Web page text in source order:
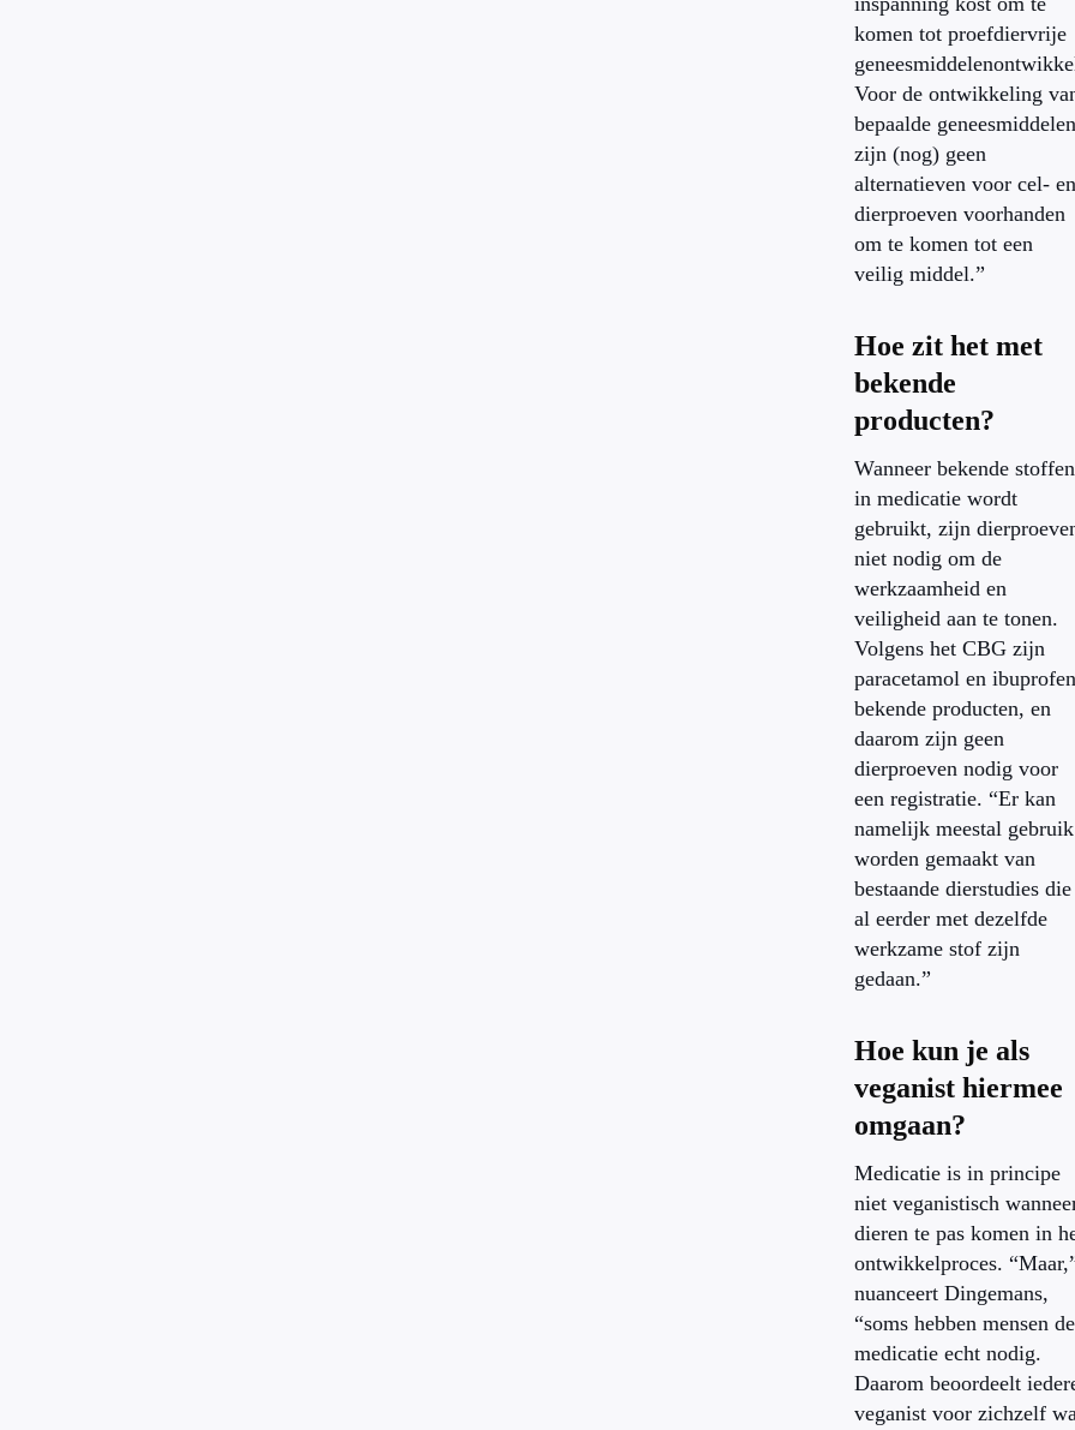
komen tot proefdiervrije
Voor de ontwikkeling
bepaalde geneesmiddelen
zijn (nog) geen
alternatieven voor cel- en
dierproeven voorhanden
om te komen tot een
veilig middel.”
Hoe zit het met
bekende
producten?
Wanneer bekende stoffen
in medicatie wordt
gebruikt, zijn
niet nodig om de
werkzaamheid en
veiligheid aan te tonen.
Volgens het CBG zijn
paracetamol en ibuprofen
bekende producten, en
daarom zijn geen
dierproeven nodig voor
een registratie. “Er kan
namelijk meestal gebruik
worden gemaakt van
bestaande dierstudies die
al eerder met dezelfde
werkzame stof zijn
gedaan.”
Hoe kun je als
veganist hiermee
omgaan?
Medicatie is in principe
niet veganistisch
dieren te pas komen in
ontwikkelproces.
nuanceert Dingemans,
“soms hebben mensen de
medicatie echt nodig.
Daarom beoordeelt
veganist voor zichzelf